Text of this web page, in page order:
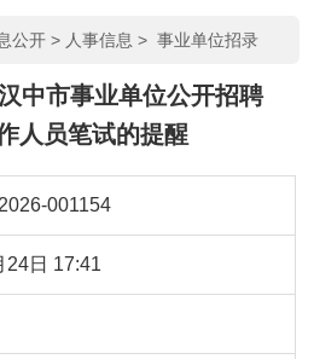
公开 > 人事信息 > 事业单位招录
中市事业单位公开招聘
人员笔试的提醒
001154
24日 17:41